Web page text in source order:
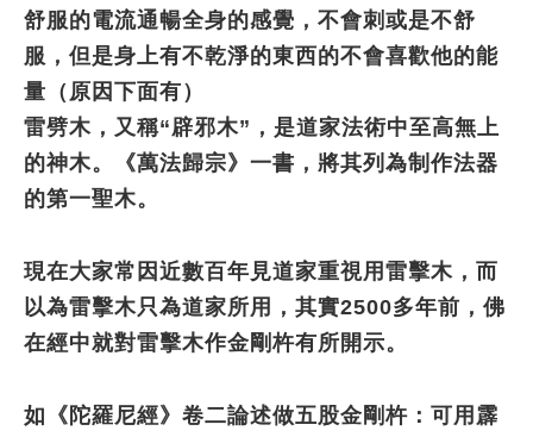
舒服的電流通暢全身的感覺，不會刺或是不舒
服，但是身上有不乾淨的東西的不會喜歡他的能
量（原因下面有）
雷劈木，又稱“辟邪木”，是道家法術中至高無上
的神木。《萬法歸宗》一書，將其列為制作法器
的第一聖木。
現在大家常因近數百年見道家重視用雷擊木，而
以為雷擊木只為道家所用，其實2500多年前，佛
在經中就對雷擊木作金剛杵有所開示。
如《陀羅尼經》卷二論述做五股金剛杵：可用霹